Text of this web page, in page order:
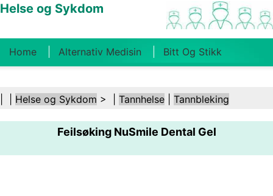
Helse og Sykdom
Home Alternativ Medisin Bitt Og Stikk
Kosthold Og Ernæring Familiehelse
Helsebransjen Psykisk Helse Folkehelse Og
Sikkerhet Kirurgi Og Prosedyrer Helse
Helse og Sykdom > | Tannhelse Tannbleking
Feilsøking NuSmile Dental Gel